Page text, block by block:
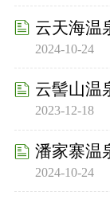
云天海温
2024-10-24
云髻山温
2023-12-18
潘家寨温
2024-10-24